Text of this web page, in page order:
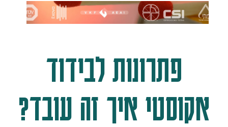
פתרונות לבידוד
אקוסטי איך זה עובד?